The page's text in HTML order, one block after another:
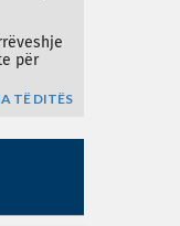
për
TË DITËS